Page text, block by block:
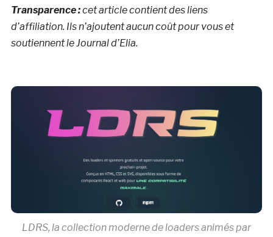
Transparence :cet article contient des liens
d’affiliation. Ils n’ajoutent aucun coût pour vous et
soutiennent le Journal d’Elia.
LDRS, la collection moderne de loaders animés par